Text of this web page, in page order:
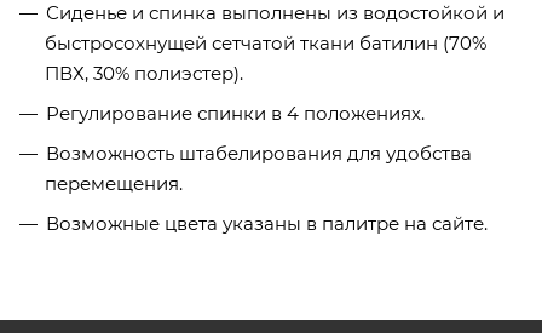
Сиденье и спинка выполнены из водостойкой и
быстросохнущей сетчатой ткани батилин (70%
ПВХ, 30% полиэстер).
Регулирование спинки в 4 положениях.
Возможность штабелирования для удобства
перемещения.
Возможные цвета указаны в палитре на сайте.